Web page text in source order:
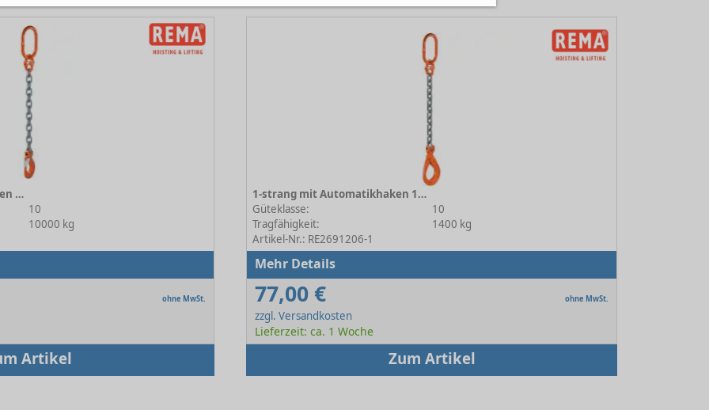
1-strängig mit Gabelkopfhaken 10-16
10
10000 kg
ohne MwSt.
Artikel
1-strang mit Automatikhaken 10-6
Güteklasse:
10
Tragfähigkeit:
1400 kg
Artikel-Nr.: RE2691206-1
Mehr Details
77,00 € ohne MwSt.
zzgl. Versandkosten
Lieferzeit: ca. 1 Woche
Zum Artikel